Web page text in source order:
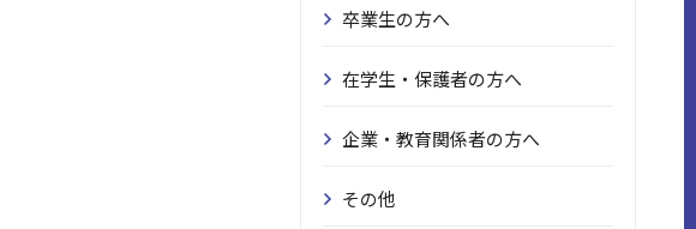
卒業生の方へ
在学生・保護者の方へ
企業・教育関係者の方へ
その他